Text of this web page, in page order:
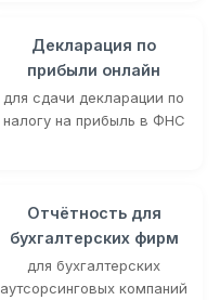
Декларация по
прибыли онлайн
для сдачи декларации по
налогу на прибыль в ФНС
Отчётность для
бухгалтерских фирм
для бухгалтерских
аутсорсинговых компаний